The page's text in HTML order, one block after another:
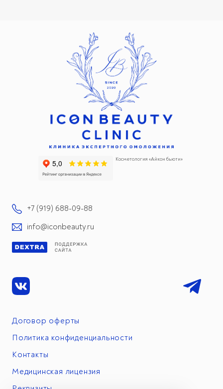
Договор оферты
Политика конфиденциальности
Контакты
Медицинская лицензия
Косметология «Айкон бьюти»
+7 (919) 688-09-88
info@iconbeauty.ru